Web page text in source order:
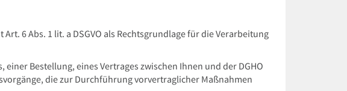
6 Abs. 1 lit. a DSGVO als Rechtsgrundlage für die Verarbeitung
Bestellung, eines Vertrages zwischen Ihnen und der DGHO
die zur Durchführung vorvertraglicher Maßnahmen